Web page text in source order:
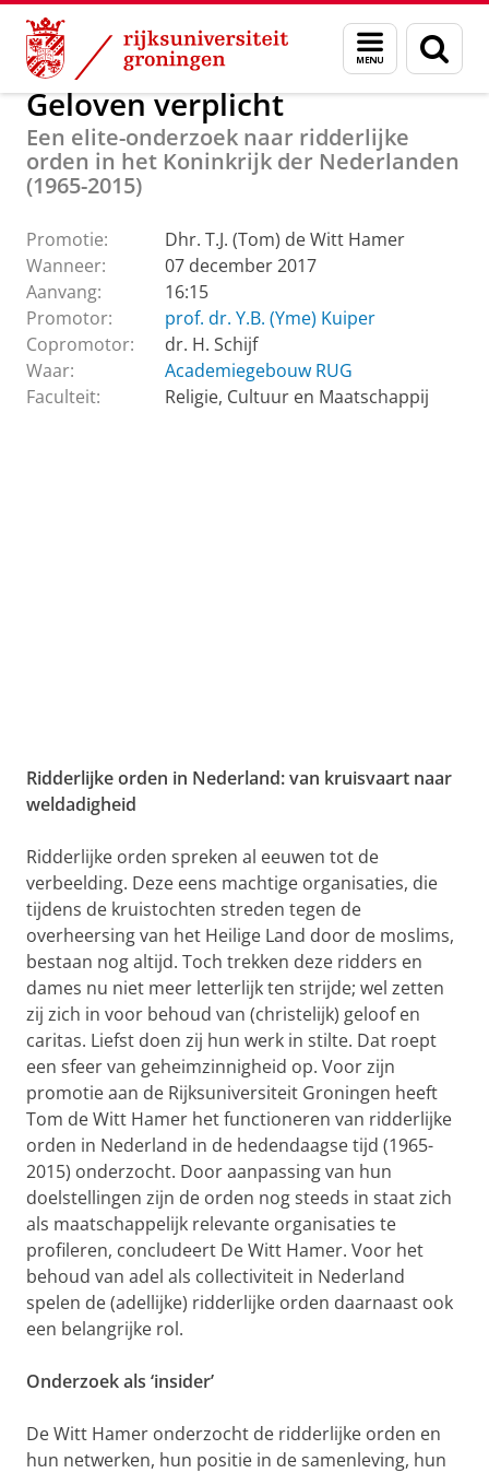
Skip
Content
Skip
Navigation
Menu
en
zoeken
Over ons Actueel Evenementen Promoties
Geloven verplicht
Een elite-onderzoek naar ridderlijke
orden in het Koninkrijk der Nederlanden
(1965-2015)
Promotie:
Dhr. T.J. (Tom) de Witt Hamer
Wanneer:
07 december 2017
Aanvang:
16:15
Promotor:
prof. dr. Y.B. (Yme) Kuiper
Copromotor:
dr. H. Schijf
Waar:
Academiegebouw RUG
Faculteit:
Religie, Cultuur en Maatschappij
Ridderlijke orden in Nederland: van kruisvaart naar
weldadigheid
Ridderlijke orden spreken al eeuwen tot de
verbeelding. Deze eens machtige organisaties, die
tijdens de kruistochten streden tegen de
overheersing van het Heilige Land door de moslims,
bestaan nog altijd. Toch trekken deze ridders en
dames nu niet meer letterlijk ten strijde; wel zetten
zij zich in voor behoud van (christelijk) geloof en
caritas. Liefst doen zij hun werk in stilte. Dat roept
een sfeer van geheimzinnigheid op. Voor zijn
promotie aan de Rijksuniversiteit Groningen heeft
Tom de Witt Hamer het functioneren van ridderlijke
orden in Nederland in de hedendaagse tijd (1965-
2015) onderzocht. Door aanpassing van hun
doelstellingen zijn de orden nog steeds in staat zich
als maatschappelijk relevante organisaties te
profileren, concludeert De Witt Hamer. Voor het
behoud van adel als collectiviteit in Nederland
spelen de (adellijke) ridderlijke orden daarnaast ook
een belangrijke rol.
Onderzoek als ‘insider’
De Witt Hamer onderzocht de ridderlijke orden en
hun netwerken, hun positie in de samenleving, hun